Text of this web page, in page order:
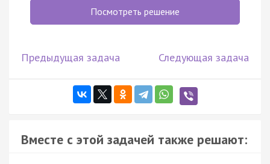
Посмотреть решение
Предыдущая задача Следующая задача
Вместе с этой задачей также решают: